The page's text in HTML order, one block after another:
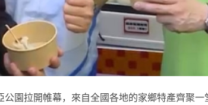
公園拉開帷幕，來自全國各地的家鄉特產齊聚